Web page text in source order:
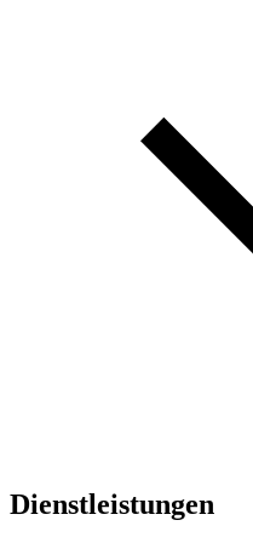
Dienstleistungen